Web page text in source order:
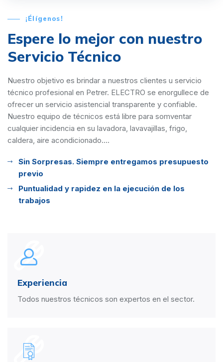
¡Élígenos!
Espere lo mejor con nuestro
Servicio Técnico
Nuestro objetivo es brindar a nuestros clientes u servicio
técnico profesional en Petrer. ELECTRO se enorgullece de
ofrecer un servicio asistencial transparente y confiable.
Nuestro equipo de técnicos está libre para somventar
cualquier incidencia en su lavadora, lavavajillas, frigo,
caldera, aire acondicionado....
Sin Sorpresas. Siempre entregamos presupuesto
previo
Puntualidad y rapidez en la ejecución de los
trabajos
Experiencia
Todos nuestros técnicos son expertos en el sector.